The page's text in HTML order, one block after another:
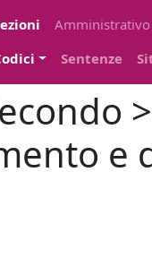
Amministrativo
Sentenze
e